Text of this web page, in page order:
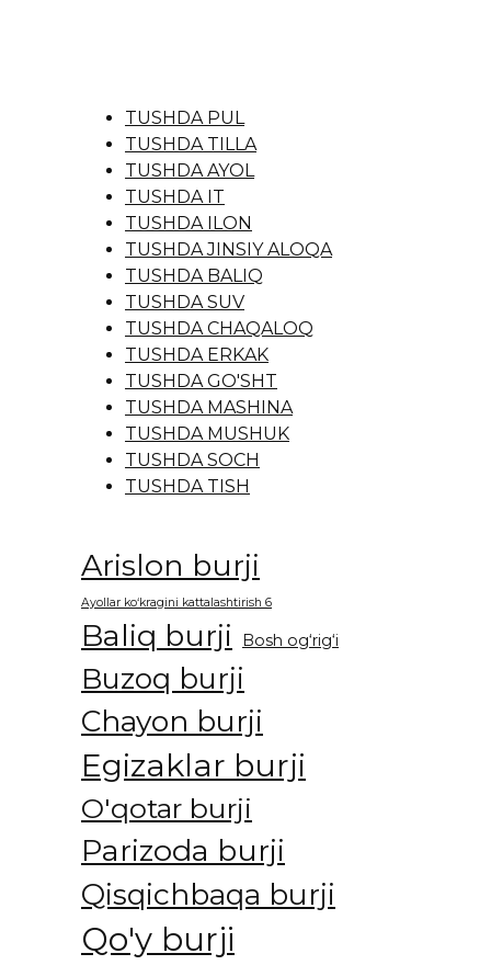
TUSHDA PUL
TUSHDA TILLA
TUSHDA AYOL
TUSHDA IT
TUSHDA ILON
TUSHDA JINSIY ALOQA
TUSHDA BALIQ
TUSHDA SUV
TUSHDA CHAQALOQ
TUSHDA ERKAK
TUSHDA GO'SHT
TUSHDA MASHINA
TUSHDA MUSHUK
TUSHDA SOCH
TUSHDA TISH
Arislon burji
Ayollar ko‘kragini kattalashtirish 6
Baliq burji Bosh og‘rig‘i
Buzoq burji
Chayon burji
Egizaklar burji
O'qotar burji
Parizoda burji
Qisqichbaqa burji
Qo'y burji